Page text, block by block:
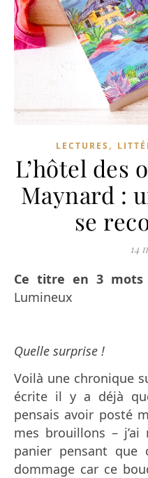
LECTURES ,
L’hôtel des
Maynard :
se
14
Ce titre en 3 mots
Lumineux
Quelle surprise !
Voilà une chronique
écrite il y a déjà
pensais avoir posté
mes brouillons –
panier pensant que
dommage car ce